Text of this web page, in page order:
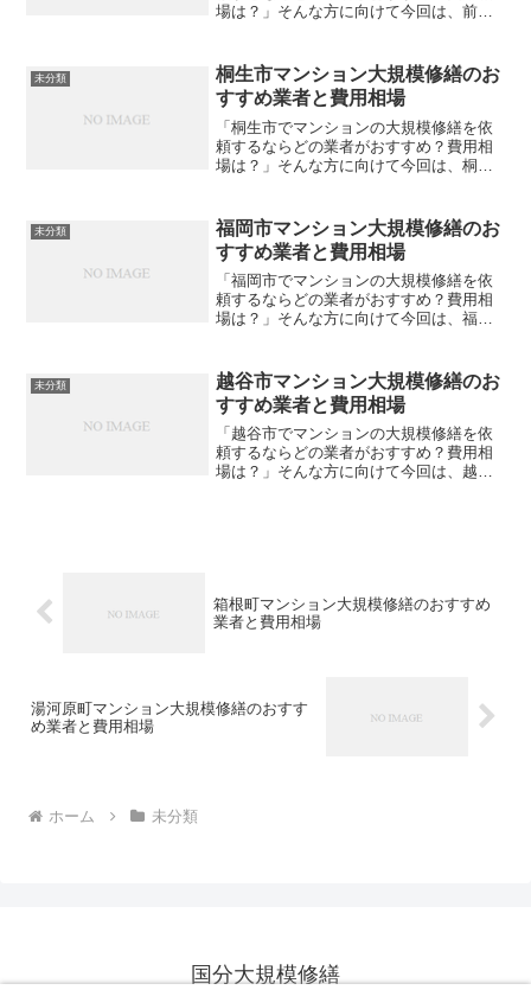
場は？」そんな方に向けて今回は、前橋
すので、ぜひ参考にしてみてください。
大規模修繕の格安見積もり...
未分類
桐生市マンション大規模修繕のお
すすめ業者と費用相場
「桐生市でマンションの大規模修繕を依
頼するならどの業者がおすすめ？費用相
場は？」そんな方に向けて今回は、桐生
すので、ぜひ参考にしてみてください。
大規模修繕の格安見積もり...
未分類
福岡市マンション大規模修繕のお
すすめ業者と費用相場
「福岡市でマンションの大規模修繕を依
頼するならどの業者がおすすめ？費用相
場は？」そんな方に向けて今回は、福岡
すので、ぜひ参考にしてみてください。
大規模修繕の格安見積もり...
未分類
越谷市マンション大規模修繕のお
すすめ業者と費用相場
「越谷市でマンションの大規模修繕を依
頼するならどの業者がおすすめ？費用相
場は？」そんな方に向けて今回は、越谷
箱根町マンション大規模修繕のおすすめ
業者と費用相場
湯河原町マンション大規模修繕のおすす
め業者と費用相場
ホーム 未分類
国分大規模修繕